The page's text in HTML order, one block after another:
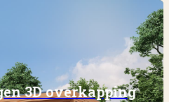
3D overkapping